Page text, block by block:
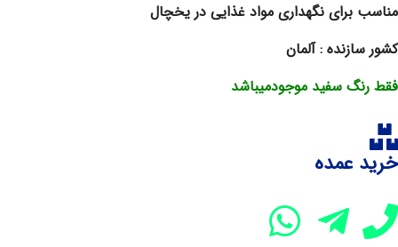
مناسب برای نگهداری مواد غذایی در یخچال
کشور سازنده : آلمان
فقط رنگ سفید موجودمیباشد
خرید عمده